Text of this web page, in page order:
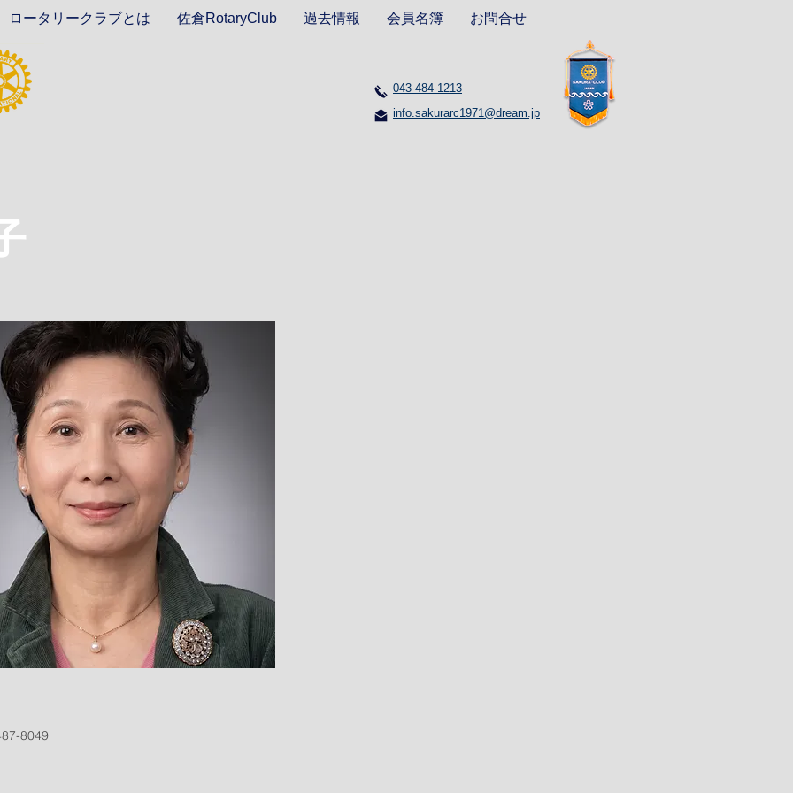
ロータリークラブとは 佐倉RotaryClub 過去情報 会員名簿 お問合せ
043-484-1213
info.sakurarc1971@dream.jp
8049